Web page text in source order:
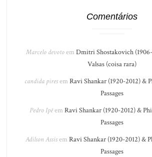
Comentários
Marcelo devotoem Dmitri Shostakovich
Valsas (coisa rara)
candida piresem Ravi Shankar (1920-2012) &
Passages
Pedro Ipêem Ravi Shankar (1920-2012) &
Passages
Adilson Assisem Ravi Shankar (1920-2012) &
Passages